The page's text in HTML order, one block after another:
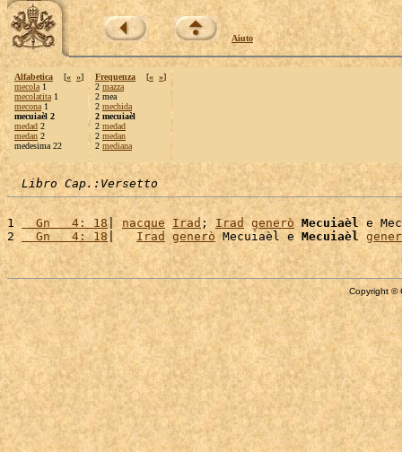
Aiuto
Alfabetica [« »]
mecola 1
mecolatita 1
mecona 1
mecuiaèl 2
medad 2
medan 2
medesima 22
Frequenza [« »]
2 mazza
2 mea
2 mechida
2 mecuiaèl
2 medad
2 medan
2 mediana
Libro Cap.:Versetto
1
  Gn   4: 18
| nacque Irad ; Irad generò Mecuiaèl e
2
  Gn   4: 18
| Irad generò Mecuiaèl e Mecuiaèl
Copyright ©